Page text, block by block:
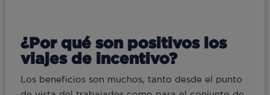
¿Por qué son positivos los
viajes de incentivo?
Los beneficios son muchos, tanto desde el punto